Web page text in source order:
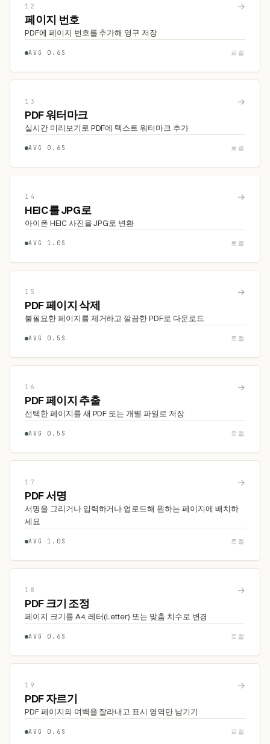
12 →
페이지 번호
PDF에 페이지 번호를 추가해 영구 저장
AVG 0.6S 로컬
13 →
PDF 워터마크
실시간 미리보기로 PDF에 텍스트 워터마크 추가
AVG 0.6S 로컬
14 →
HEIC를 JPG로
아이폰 HEIC 사진을 JPG로 변환
AVG 1.0S 로컬
15 →
PDF 페이지 삭제
불필요한 페이지를 제거하고 깔끔한 PDF로 다운로드
AVG 0.5S 로컬
16 →
PDF 페이지 추출
선택한 페이지를 새 PDF 또는 개별 파일로 저장
AVG 0.5S 로컬
17 →
PDF 서명
서명을 그리거나 입력하거나 업로드해 원하는 페이지에 배치하
세요
AVG 1.0S 로컬
18 →
PDF 크기 조정
페이지 크기를 A4, 레터(Letter) 또는 맞춤 치수로 변경
AVG 0.6S 로컬
19 →
PDF 자르기
PDF 페이지의 여백을 잘라내고 표시 영역만 남기기
AVG 0.6S 로컬